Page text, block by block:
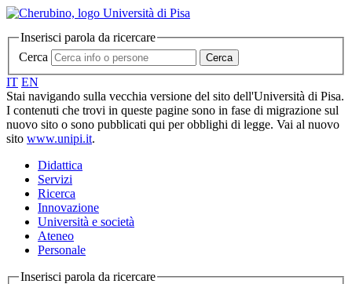
Inserisci parola da ricercare
Cerca
Cerca
IT EN
Stai navigando sulla vecchia versione del sito dell'Università di Pisa.
I contenuti che trovi in queste pagine sono in fase di migrazione sul
nuovo sito o sono pubblicati qui per obblighi di legge. Vai al nuovo
sito www.unipi.it.
Didattica
Servizi
Ricerca
Innovazione
Università e società
Ateneo
Personale
Inserisci parola da ricercare